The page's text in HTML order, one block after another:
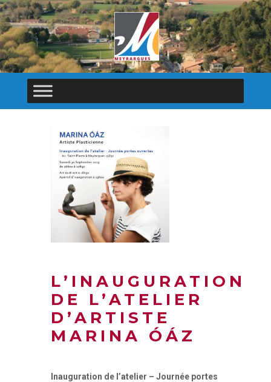
L’INAUGURATION
DE L’ATELIER
D’ARTISTE
MARINA ÓÁZ
Inauguration de l’atelier – Journée portes